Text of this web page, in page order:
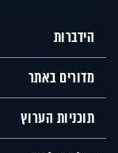
הידברות
מדורים באתר
תוכניות הערוץ